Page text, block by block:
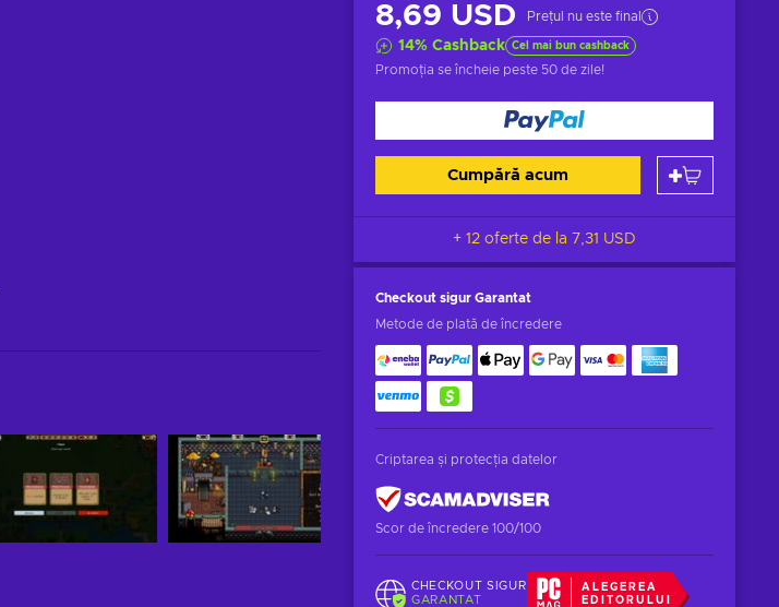
8,69 USD Prețul nu este final
14% Cashback Cel mai bun cashback
Promoția se încheie peste 50 de zile!
Cumpără acum
+ 12 oferte de la 7,31 USD
Checkout sigur Garantat
Metode de plată de încredere
Criptarea și protecția datelor
Scor de încredere 100/100
CHECKOUT SIGUR
GARANTAT
ALEGEREA
EDITORULUI